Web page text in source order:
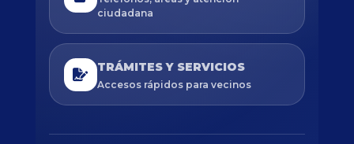
ciudadana
TRÁMITES Y SERVICIOS
Accesos rápidos para vecinos